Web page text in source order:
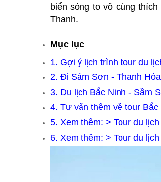
biển sóng to vô cùng
Thanh.
Mục lục
1. Gợi ý lịch trình tour du
2. Đi Sầm Sơn - Thanh
3. Du lịch Bắc Ninh - Sầm
4. Tư vấn thêm về tour
5. Xem thêm: > Tour du
6. Xem thêm: > Tour du